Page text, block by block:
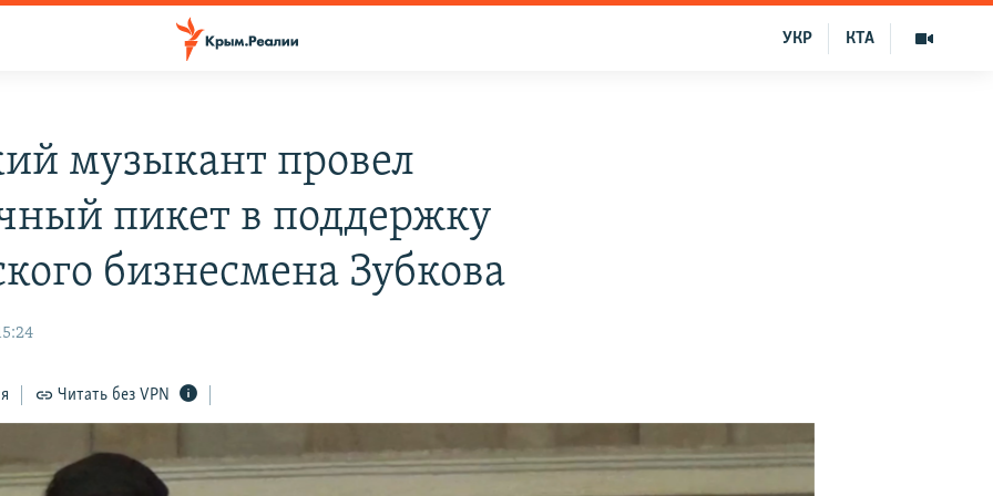
КТА
УКР
музыкант провел
пикет в поддержку
бизнесмена Зубкова
Читать без VPN